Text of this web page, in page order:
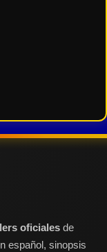
oficiales de
español, sinopsis